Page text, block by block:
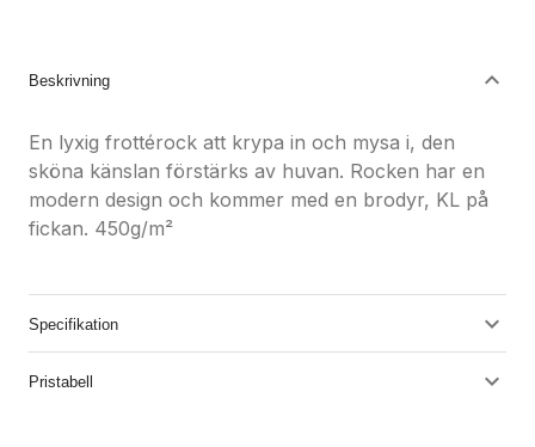
Beskrivning
En lyxig frottérock att krypa in och mysa i, den
sköna känslan förstärks av huvan. Rocken har en
modern design och kommer med en brodyr, KL på
fickan. 450g/m²
Specifikation
Pristabell